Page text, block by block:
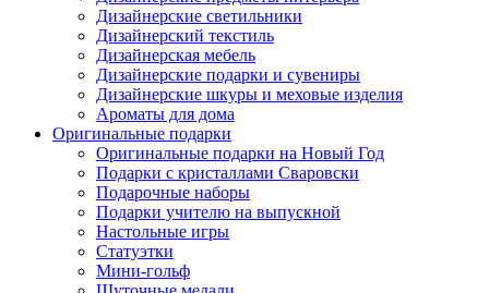
Дизайнерские светильники
Дизайнерский текстиль
Дизайнерская мебель
Дизайнерские подарки и сувениры
Дизайнерские шкуры и меховые изделия
Ароматы для дома
Оригинальные подарки
Оригинальные подарки на Новый Год
Подарки с кристаллами Сваровски
Подарочные наборы
Подарки учителю на выпускной
Настольные игры
Статуэтки
Мини-гольф